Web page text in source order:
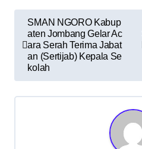
i
g
SMAN NGORO Kabup
aten Jombang Gelar Ac
ara Serah Terima Jabat
an (Sertijab) Kepala Se
kolah